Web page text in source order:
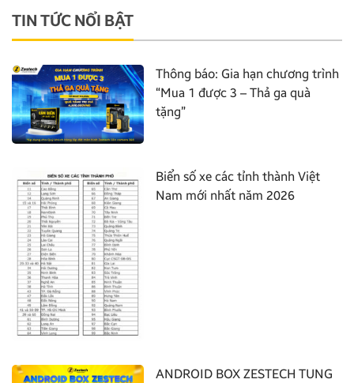
TIN TỨC NỔI BẬT
Thông báo: Gia hạn chương trình
“Mua 1 được 3 – Thả ga quà
tặng”
Biển số xe các tỉnh thành Việt
Nam mới nhất năm 2026
ANDROID BOX ZESTECH TUNG